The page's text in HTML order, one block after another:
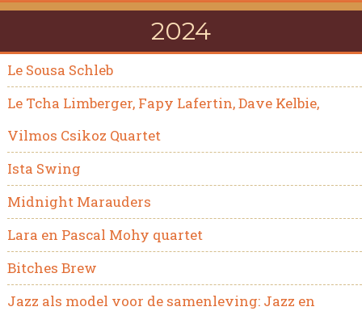
2024
Le Sousa Schleb
Le Tcha Limberger, Fapy Lafertin, Dave Kelbie,
Vilmos Csikoz Quartet
Ista Swing
Midnight Marauders
Lara en Pascal Mohy quartet
Bitches Brew
Jazz als model voor de samenleving: Jazz en